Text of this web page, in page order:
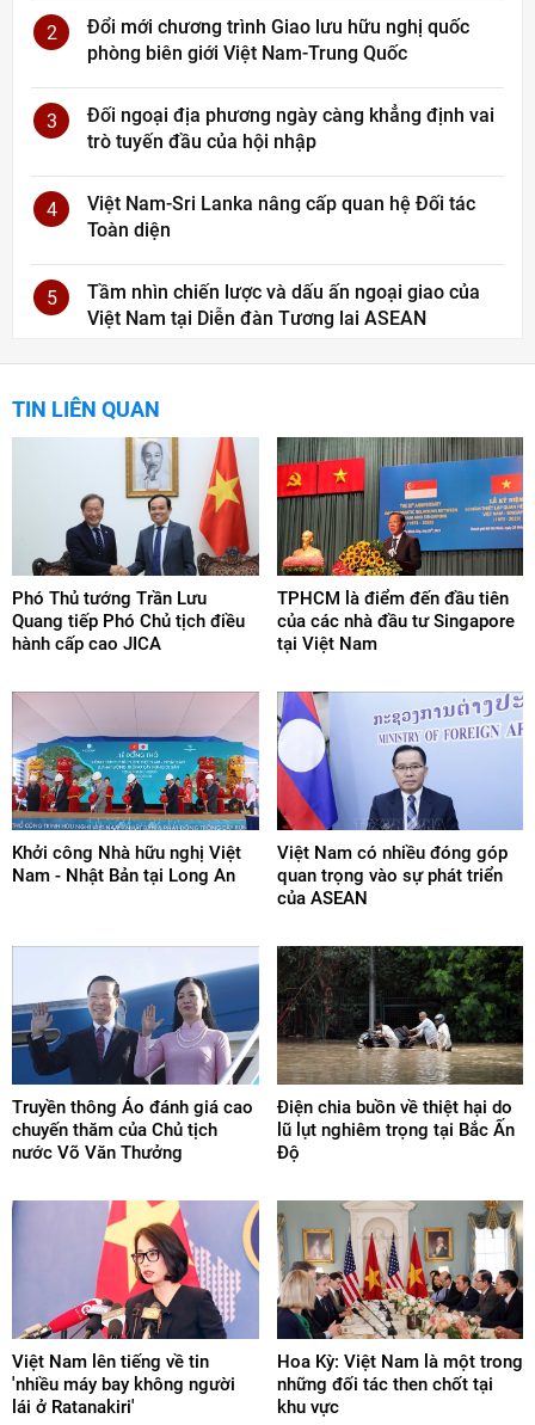
2
Đổi mới chương trình Giao lưu hữu nghị quốc
phòng biên giới Việt Nam-Trung Quốc
3
Đối ngoại địa phương ngày càng khẳng định vai
trò tuyến đầu của hội nhập
4
Việt Nam-Sri Lanka nâng cấp quan hệ Đối tác
Toàn diện
5
Tầm nhìn chiến lược và dấu ấn ngoại giao của
Việt Nam tại Diễn đàn Tương lai ASEAN
TIN LIÊN QUAN
Phó Thủ tướng Trần Lưu
Quang tiếp Phó Chủ tịch điều
hành cấp cao JICA
TPHCM là điểm đến đầu tiên
của các nhà đầu tư Singapore
tại Việt Nam
Khởi công Nhà hữu nghị Việt
Nam - Nhật Bản tại Long An
Việt Nam có nhiều đóng góp
quan trọng vào sự phát triển
của ASEAN
Truyền thông Áo đánh giá cao
chuyến thăm của Chủ tịch
nước Võ Văn Thưởng
Điện chia buồn về thiệt hại do
lũ lụt nghiêm trọng tại Bắc Ấn
Độ
Việt Nam lên tiếng về tin
'nhiều máy bay không người
lái ở Ratanakiri'
Hoa Kỳ: Việt Nam là một trong
những đối tác then chốt tại
khu vực